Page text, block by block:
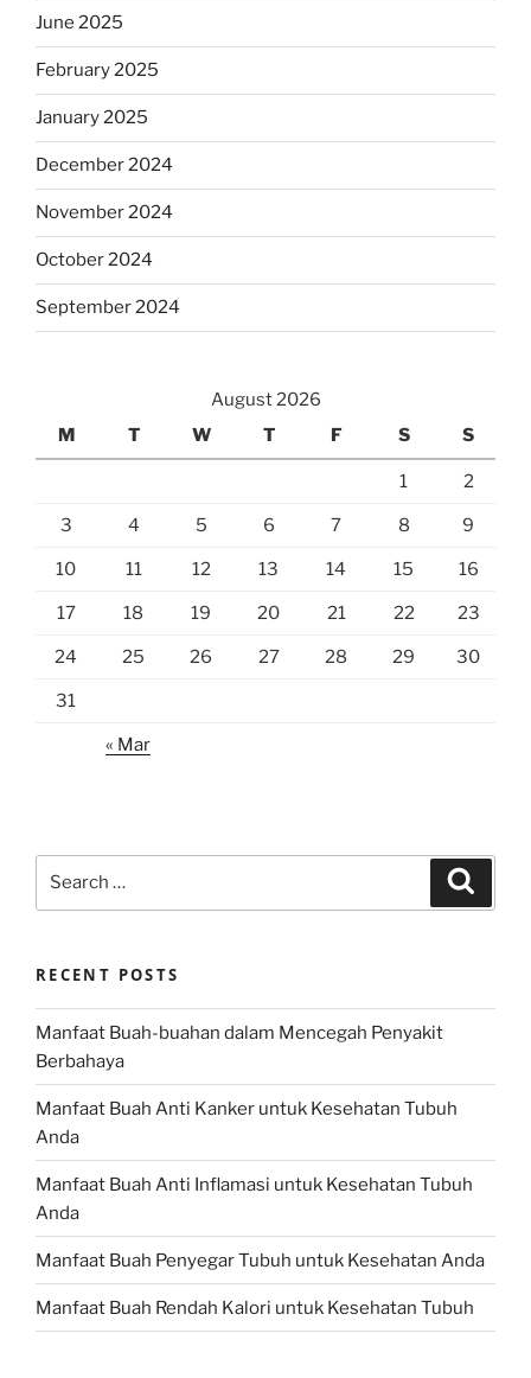
June 2025
February 2025
January 2025
December 2024
November 2024
October 2024
September 2024
August 2026
M
T W T F S S
1 2
3 4 5 6 7 8 9
10 11 12 13 14 15 16
17 18 19 20 21 22 23
24 25 26 27 28 29 30
31
« Mar
RECENT POSTS
Manfaat Buah-buahan dalam Mencegah Penyakit
Berbahaya
Manfaat Buah Anti Kanker untuk Kesehatan Tubuh
Anda
Manfaat Buah Anti Inflamasi untuk Kesehatan Tubuh
Anda
Manfaat Buah Penyegar Tubuh untuk Kesehatan Anda
Manfaat Buah Rendah Kalori untuk Kesehatan Tubuh